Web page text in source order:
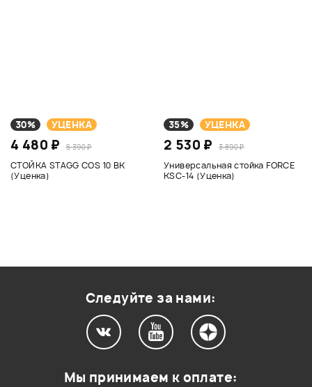
30% УЦЕНКА
4 480 ₽ 6 390 ₽
СТОЙКА STAGG COS 10 BK
(Уценка)
35% УЦЕНКА
2 530 ₽ 3 890 ₽
Универсальная стойка FORCE
KSC-14 (Уценка)
Следуйте за нами:
Мы принимаем к оплате: